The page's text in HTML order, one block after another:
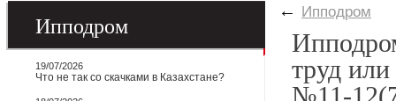
Ипподром
19/07/2026
Что не так со скачками в Казахстане?
← Ипподром
труд